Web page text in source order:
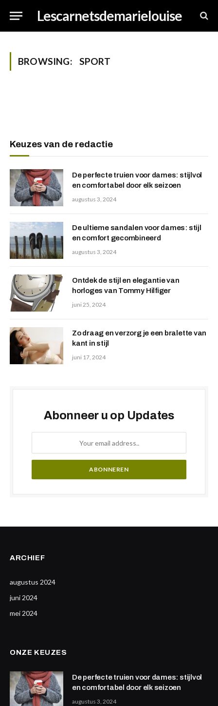
Lescarnetsdemarielouise
BROWSING: SPORT
Keuzes van de redactie
De perfecte truien voor dames: stijlvol
en comfortabel door elk seizoen
augustus 3, 2024
De ultieme sandalen voor dames: stijl
en comfort gecombineerd
augustus 3, 2024
Ontdek de stijl en elegantie van
horloges van Tommy Hilfiger
juni 25, 2024
Zo draag en verzorg je een bralette van
kant in stijl
juni 17, 2024
Abonneer u op Updates
ARCHIEF
augustus 2024
juni 2024
mei 2024
ONZE KEUZES
De perfecte truien voor dames: stijlvol
en comfortabel door elk seizoen
augustus 3, 2024